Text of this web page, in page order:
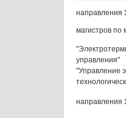
направления
магистров по
управления"
"Управление
направления